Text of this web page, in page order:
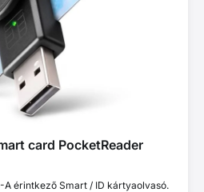
card PocketReader
A érintkező Smart / ID kártyaolvasó.